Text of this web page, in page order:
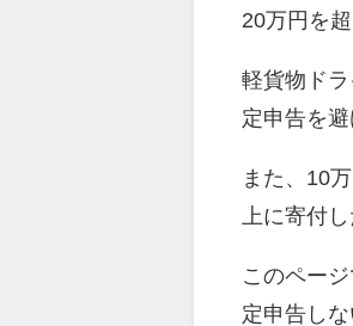
20万円を
軽貨物ド
定申告を避
また、10
上に寄付
このペー
定申告し